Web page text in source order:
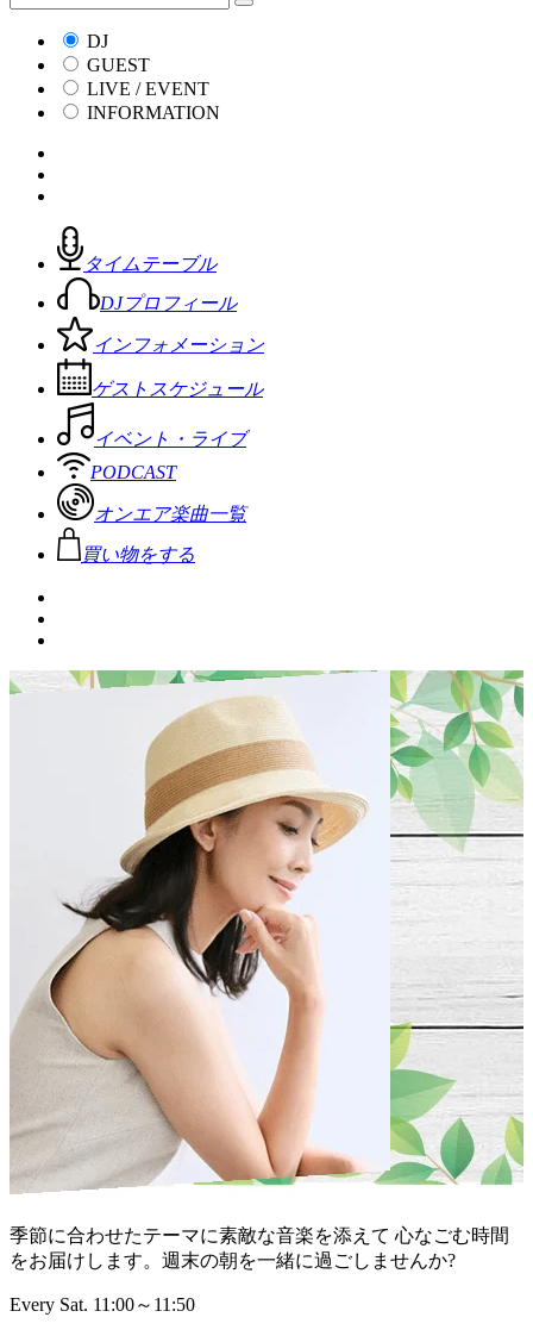
DJ
GUEST
LIVE / EVENT
INFORMATION
タイムテーブル
DJプロフィール
インフォメーション
ゲストスケジュール
イベント・ライブ
PODCAST
オンエア楽曲一覧
買い物をする
季節に合わせたテーマに素敵な音楽を添えて 心なごむ時間
をお届けします。週末の朝を一緒に過ごしませんか?
Every Sat. 11:00～11:50